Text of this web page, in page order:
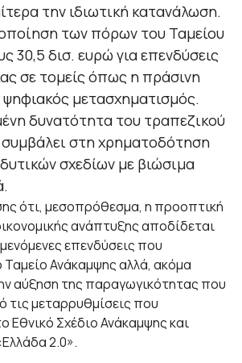
την ιδιωτική κατανάλωση.
των πόρων του Ταμείου
30,5 δισ. ευρώ για επενδύσεις
σε τομείς όπως η πράσινη
ψηφιακός μετασχηματισμός.
δυνατότητα του τραπεζικού
στη χρηματοδότηση
σχεδίων με βιώσιμα
ότι, μεσοπρόθεσμα, η προοπτική
ανάπτυξης αποδίδεται
επενδύσεις που
Ταμείο Ανάκαμψης αλλά, ακόμα
αύξηση της παραγωγικότητας που
τις μεταρρυθμίσεις που
Εθνικό Σχέδιο Ανάκαμψης και
2.0».